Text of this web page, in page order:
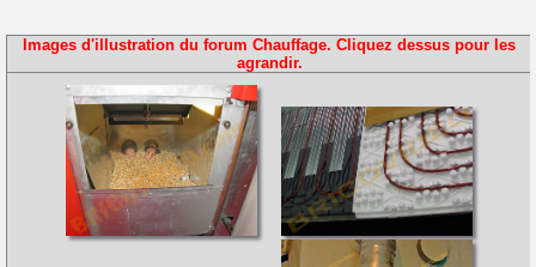
Images d'illustration du forum Chauffage. Cliquez dessus pour les
agrandir.